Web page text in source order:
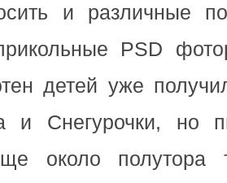
и различные
PSD
детей уже
и Снегурочки, но
около полутора